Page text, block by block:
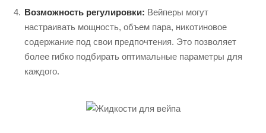
Возможность регулировки: Вейперы могут
настраивать мощность, объем пара, никотиновое
содержание под свои предпочтения. Это позволяет
более гибко подбирать оптимальные параметры для
каждого.